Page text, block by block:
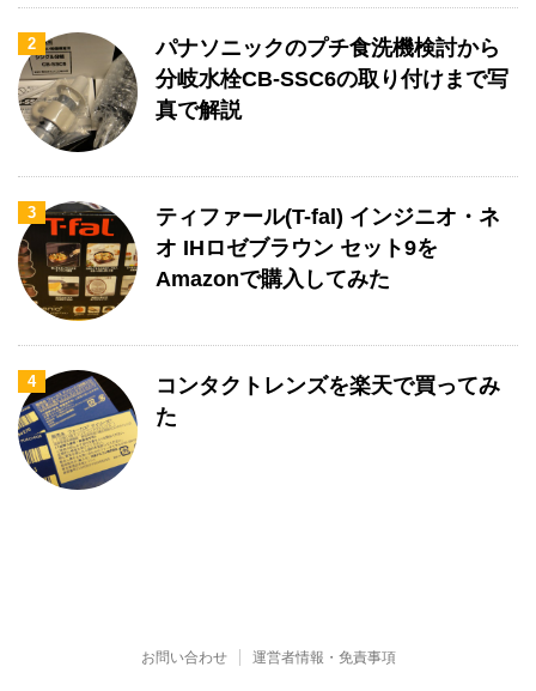
2
パナソニックのプチ食洗機検討から
分岐水栓CB-SSC6の取り付けまで写
真で解説
3
ティファール(T-fal) インジニオ・ネ
オ IHロゼブラウン セット9を
Amazonで購入してみた
4
コンタクトレンズを楽天で買ってみ
た
お問い合わせ 運営者情報・免責事項